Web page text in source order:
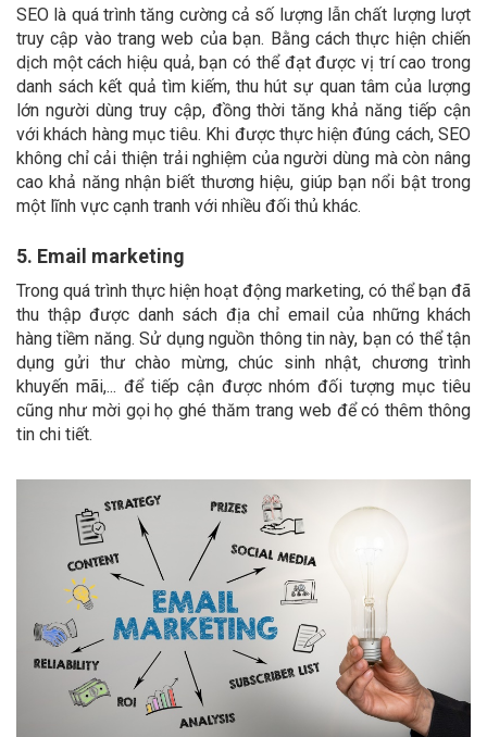
SEO là quá trình tăng cường cả số lượng lẫn chất lượng lượt
truy cập vào trang web của bạn. Bằng cách thực hiện chiến
dịch một cách hiệu quả, bạn có thể đạt được vị trí cao trong
danh sách kết quả tìm kiếm, thu hút sự quan tâm của lượng
lớn người dùng truy cập, đồng thời tăng khả năng tiếp cận
với khách hàng mục tiêu. Khi được thực hiện đúng cách, SEO
không chỉ cải thiện trải nghiệm của người dùng mà còn nâng
cao khả năng nhận biết thương hiệu, giúp bạn nổi bật trong
một lĩnh vực cạnh tranh với nhiều đối thủ khác.
5. Email marketing
Trong quá trình thực hiện hoạt động marketing, có thể bạn đã
thu thập được danh sách địa chỉ email của những khách
hàng tiềm năng. Sử dụng nguồn thông tin này, bạn có thể tận
dụng gửi thư chào mừng, chúc sinh nhật, chương trình
khuyến mãi,... để tiếp cận được nhóm đối tượng mục tiêu
cũng như mời gọi họ ghé thăm trang web để có thêm thông
tin chi tiết.